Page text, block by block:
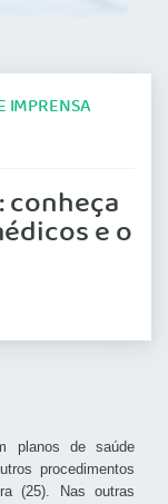
IMPRENSA
conheça
e o
planos de saúde
procedimentos
(25). Nas outras